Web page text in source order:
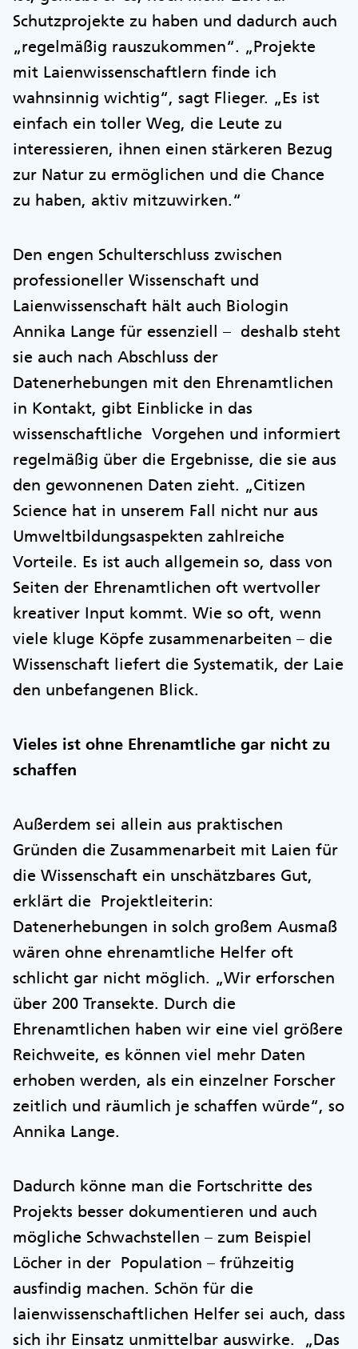
Schutzprojekte zu haben und dadurch auch
„regelmäßig rauszukommen“. „Projekte
mit Laienwissenschaftlern finde ich
wahnsinnig wichtig“, sagt Flieger. „Es ist
einfach ein toller Weg, die Leute zu
interessieren, ihnen einen stärkeren Bezug
zur Natur zu ermöglichen und die Chance
zu haben, aktiv mitzuwirken.“
Den engen Schulterschluss zwischen
professioneller Wissenschaft und
Laienwissenschaft hält auch Biologin
Annika Lange für essenziell – deshalb steht
sie auch nach Abschluss der
Datenerhebungen mit den Ehrenamtlichen
in Kontakt, gibt Einblicke in das
wissenschaftliche Vorgehen und informiert
regelmäßig über die Ergebnisse, die sie aus
den gewonnenen Daten zieht. „Citizen
Science hat in unserem Fall nicht nur aus
Umweltbildungsaspekten zahlreiche
Vorteile. Es ist auch allgemein so, dass von
Seiten der Ehrenamtlichen oft wertvoller
kreativer Input kommt. Wie so oft, wenn
viele kluge Köpfe zusammenarbeiten – die
Wissenschaft liefert die Systematik, der Laie
den unbefangenen Blick.
Vieles ist ohne Ehrenamtliche gar nicht zu
schaffen
Außerdem sei allein aus praktischen
Gründen die Zusammenarbeit mit Laien für
die Wissenschaft ein unschätzbares Gut,
erklärt die Projektleiterin:
Datenerhebungen in solch großem Ausmaß
wären ohne ehrenamtliche Helfer oft
schlicht gar nicht möglich. „Wir erforschen
über 200 Transekte. Durch die
Ehrenamtlichen haben wir eine viel größere
Reichweite, es können viel mehr Daten
erhoben werden, als ein einzelner Forscher
zeitlich und räumlich je schaffen würde“, so
Annika Lange.
Dadurch könne man die Fortschritte des
Projekts besser dokumentieren und auch
mögliche Schwachstellen – zum Beispiel
Löcher in der Population – frühzeitig
ausfindig machen. Schön für die
laienwissenschaftlichen Helfer sei auch, dass
sich ihr Einsatz unmittelbar auswirke. „Das